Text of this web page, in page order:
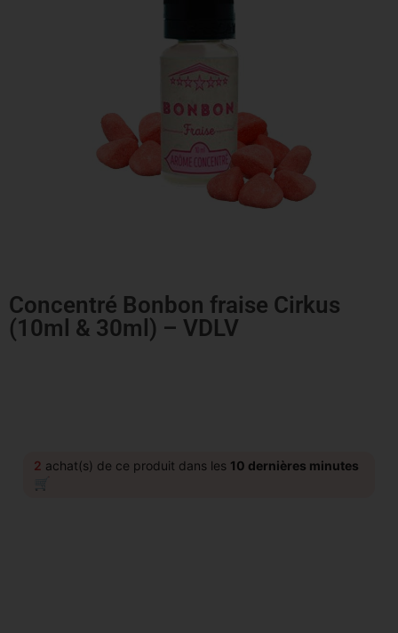
Concentré Bonbon fraise Cirkus
(10ml & 30ml) – VDLV
2 achat(s) de ce produit dans les 10 dernières minutes
🛒